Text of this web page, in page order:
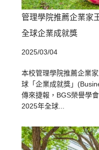
管理學院推薦企業家
全球企業成就獎
2025/03/04
本校管理學院推薦企業
球「企業成就獎」
傳來捷報，BGS榮譽學
2025年全球...